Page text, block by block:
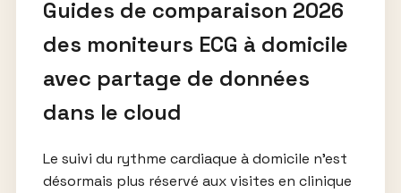
Guides de comparaison 2026
des moniteurs ECG à domicile
avec partage de données
dans le cloud
Le suivi du rythme cardiaque à domicile n’est
désormais plus réservé aux visites en clinique